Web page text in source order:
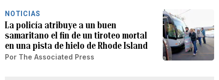
NOTICIAS
La policía atribuye a un buen
samaritano el fin de un tiroteo mortal
en una pista de hielo de Rhode Island
Por The Associated Press